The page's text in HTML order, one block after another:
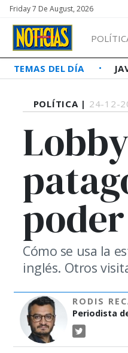
Friday 7 De August, 2026
TEMAS DEL DÍA
POLÍTICA | 24-12-
poder
Cómo se usa la
inglés. Otros
RODIS
Periodista